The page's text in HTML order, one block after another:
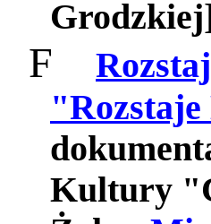
F
Kultury "